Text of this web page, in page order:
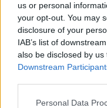
us or personal
your opt-out. You may
disclosure of your
IAB’s list of
also be disclosed by
Downstream
Personal Data
Minka
T.